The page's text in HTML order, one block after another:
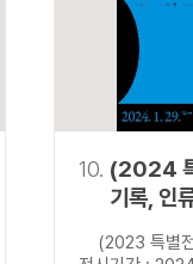
10. (2024
기록, 인
(2023 특별